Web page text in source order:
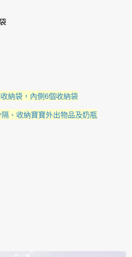
納袋，內側6個收納袋
、收納寶寶外出物品及奶瓶